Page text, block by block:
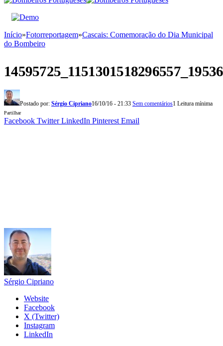
Início»Fotorreportagem»Cascais: Comemoração do Dia Municipal
do Bombeiro
Postado por: Sérgio Cipriano16/10/16 - 21:33 Sem comentários1 Leitura mínima
Partilhar
Facebook Twitter LinkedIn Pinterest Email
Sérgio Cipriano
Website
Facebook
X (Twitter)
Instagram
LinkedIn